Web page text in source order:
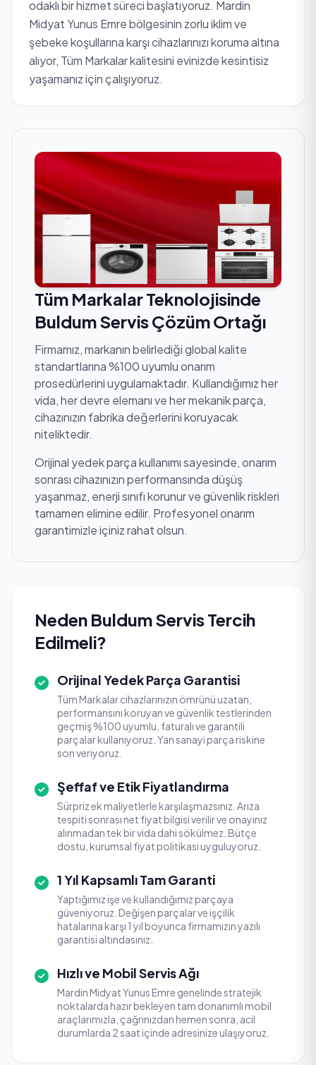
odaklı bir hizmet süreci başlatıyoruz. Mardin
Midyat Yunus Emre bölgesinin zorlu iklim ve
şebeke koşullarına karşı cihazlarınızı koruma altına
alıyor, Tüm Markalar kalitesini evinizde kesintisiz
yaşamanız için çalışıyoruz.
Tüm Markalar Teknolojisinde
Buldum Servis Çözüm Ortağı
Firmamız, markanın belirlediği global kalite
standartlarına %100 uyumlu onarım
prosedürlerini uygulamaktadır. Kullandığımız her
vida, her devre elemanı ve her mekanik parça,
cihazınızın fabrika değerlerini koruyacak
niteliktedir.
Orijinal yedek parça kullanımı sayesinde, onarım
sonrası cihazınızın performansında düşüş
yaşanmaz, enerji sınıfı korunur ve güvenlik riskleri
tamamen elimine edilir. Profesyonel onarım
garantimizle içiniz rahat olsun.
Neden Buldum Servis Tercih
Edilmeli?
Orijinal Yedek Parça Garantisi
Tüm Markalar cihazlarınızın ömrünü uzatan,
performansını koruyan ve güvenlik testlerinden
geçmiş %100 uyumlu, faturalı ve garantili
parçalar kullanıyoruz. Yan sanayi parça riskine
son veriyoruz.
Şeffaf ve Etik Fiyatlandırma
Sürpriz ek maliyetlerle karşılaşmazsınız. Arıza
tespiti sonrası net fiyat bilgisi verilir ve onayınız
alınmadan tek bir vida dahi sökülmez. Bütçe
dostu, kurumsal fiyat politikası uyguluyoruz.
1 Yıl Kapsamlı Tam Garanti
Yaptığımız işe ve kullandığımız parçaya
güveniyoruz. Değişen parçalar ve işçilik
hatalarına karşı 1 yıl boyunca firmamızın yazılı
garantisi altındasınız.
Hızlı ve Mobil Servis Ağı
Mardin Midyat Yunus Emre genelinde stratejik
noktalarda hazır bekleyen tam donanımlı mobil
araçlarımızla, çağrınızdan hemen sonra, acil
durumlarda 2 saat içinde adresinize ulaşıyoruz.